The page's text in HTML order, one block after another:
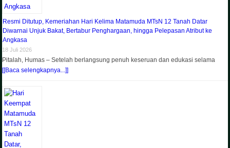
Resmi Ditutup, Kemeriahan Hari Kelima Matamuda MTsN 12 Tanah Datar
Diwarnai Unjuk Bakat, Bertabur Penghargaan, hingga Pelepasan Atribut ke
Angkasa
18 Juli 2026
Pitalah, Humas – Setelah berlangsung penuh keseruan dan edukasi selama
[[Baca selengkapnya...]]